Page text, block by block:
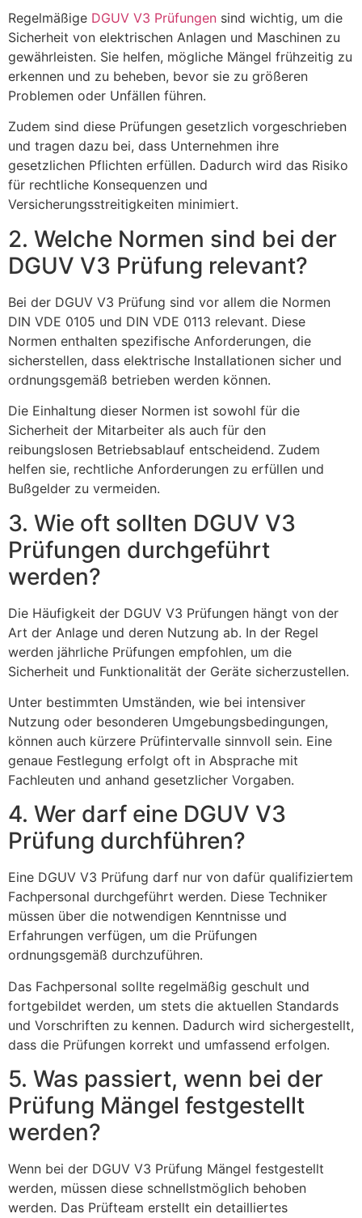
Regelmäßige DGUV V3 Prüfungen sind wichtig, um die
Sicherheit von elektrischen Anlagen und Maschinen zu
gewährleisten. Sie helfen, mögliche Mängel frühzeitig zu
erkennen und zu beheben, bevor sie zu größeren
Problemen oder Unfällen führen.
Zudem sind diese Prüfungen gesetzlich vorgeschrieben
und tragen dazu bei, dass Unternehmen ihre
gesetzlichen Pflichten erfüllen. Dadurch wird das Risiko
für rechtliche Konsequenzen und
Versicherungsstreitigkeiten minimiert.
2. Welche Normen sind bei der
DGUV V3 Prüfung relevant?
Bei der DGUV V3 Prüfung sind vor allem die Normen
DIN VDE 0105 und DIN VDE 0113 relevant. Diese
Normen enthalten spezifische Anforderungen, die
sicherstellen, dass elektrische Installationen sicher und
ordnungsgemäß betrieben werden können.
Die Einhaltung dieser Normen ist sowohl für die
Sicherheit der Mitarbeiter als auch für den
reibungslosen Betriebsablauf entscheidend. Zudem
helfen sie, rechtliche Anforderungen zu erfüllen und
Bußgelder zu vermeiden.
3. Wie oft sollten DGUV V3
Prüfungen durchgeführt
werden?
Die Häufigkeit der DGUV V3 Prüfungen hängt von der
Art der Anlage und deren Nutzung ab. In der Regel
werden jährliche Prüfungen empfohlen, um die
Sicherheit und Funktionalität der Geräte sicherzustellen.
Unter bestimmten Umständen, wie bei intensiver
Nutzung oder besonderen Umgebungsbedingungen,
können auch kürzere Prüfintervalle sinnvoll sein. Eine
genaue Festlegung erfolgt oft in Absprache mit
Fachleuten und anhand gesetzlicher Vorgaben.
4. Wer darf eine DGUV V3
Prüfung durchführen?
Eine DGUV V3 Prüfung darf nur von dafür qualifiziertem
Fachpersonal durchgeführt werden. Diese Techniker
müssen über die notwendigen Kenntnisse und
Erfahrungen verfügen, um die Prüfungen
ordnungsgemäß durchzuführen.
Das Fachpersonal sollte regelmäßig geschult und
fortgebildet werden, um stets die aktuellen Standards
und Vorschriften zu kennen. Dadurch wird sichergestellt,
dass die Prüfungen korrekt und umfassend erfolgen.
5. Was passiert, wenn bei der
Prüfung Mängel festgestellt
werden?
Wenn bei der DGUV V3 Prüfung Mängel festgestellt
werden, müssen diese schnellstmöglich behoben
werden. Das Prüfteam erstellt ein detailliertes